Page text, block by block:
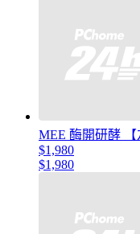
MEE 酶開研酵 【
$1,980
$1,980